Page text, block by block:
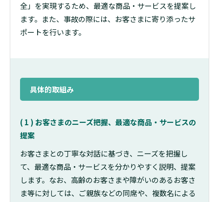
全」を実現するため、最適な商品・サービスを提案し
ます。また、事故の際には、お客さまに寄り添ったサ
ポートを行います。
具体的取組み
( 1 ) お客さまのニーズ把握、最適な商品・サービスの
提案
お客さまとの丁寧な対話に基づき、ニーズを把握し
て、最適な商品・サービスを分かりやすく説明、提案
します。 なお、高齢のお客さまや障がいのあるお客さ
ま等に対しては、ご親族などの同席や、複数名による